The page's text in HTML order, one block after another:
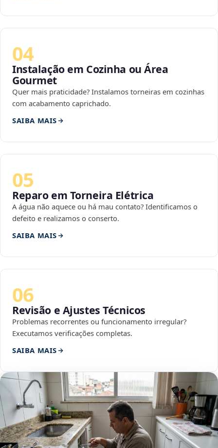
04
Instalação em Cozinha ou Área
Gourmet
Quer mais praticidade? Instalamos torneiras em cozinhas
com acabamento caprichado.
SAIBA MAIS
05
Reparo em Torneira Elétrica
A água não aquece ou há mau contato? Identificamos o
defeito e realizamos o conserto.
SAIBA MAIS
06
Revisão e Ajustes Técnicos
Problemas recorrentes ou funcionamento irregular?
Executamos verificações completas.
SAIBA MAIS